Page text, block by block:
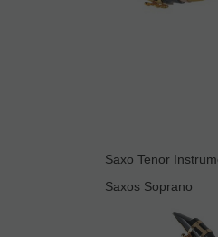
Saxo Tenor
Saxos Soprano